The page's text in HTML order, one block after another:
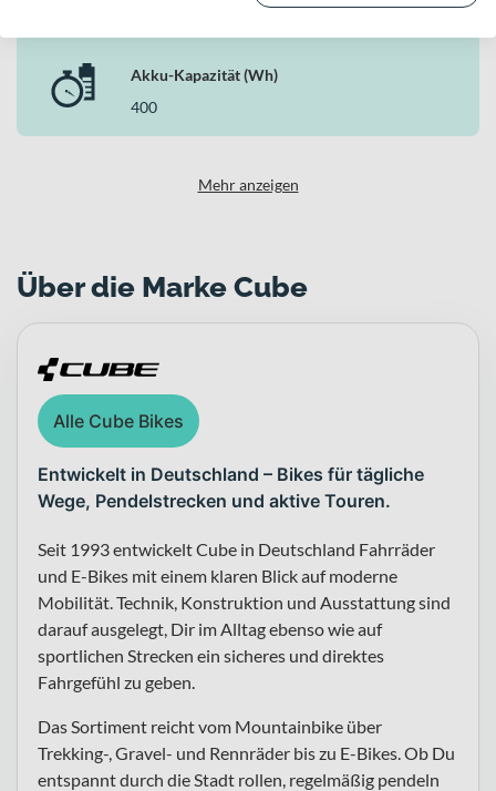
Warum dieses Bike in der Kategorie E-MTB Fullys
überzeugt
Dieses E-MTB Fully kombiniert einen leichten Carbonrahmen, ein
abgestimmtes RockShox Fahrwerk und das Bosch Smart System zu
Deore Bremsanlage und der Dropper Post bietet dir das Cube AMS
Akku-Kapazität (Wh)
400
Mehr anzeigen
Über die Marke Cube
Alle Cube Bikes
Entwickelt in Deutschland – Bikes für tägliche
Wege, Pendelstrecken und aktive Touren.
Seit 1993 entwickelt Cube in Deutschland Fahrräder
und E-Bikes mit einem klaren Blick auf moderne
Mobilität. Technik, Konstruktion und Ausstattung sind
darauf ausgelegt, Dir im Alltag ebenso wie auf
sportlichen Strecken ein sicheres und direktes
Fahrgefühl zu geben.
Das Sortiment reicht vom Mountainbike über
Trekking-, Gravel- und Rennräder bis zu E-Bikes. Ob Du
entspannt durch die Stadt rollen, regelmäßig pendeln